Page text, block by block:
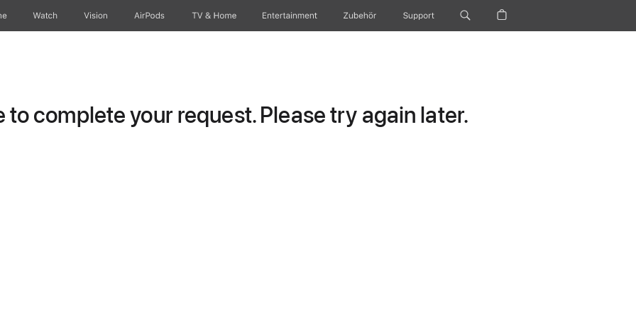
Watch Vision AirPods TV & Home Entertainment Zubehör Support
to complete your request. Please try again later.